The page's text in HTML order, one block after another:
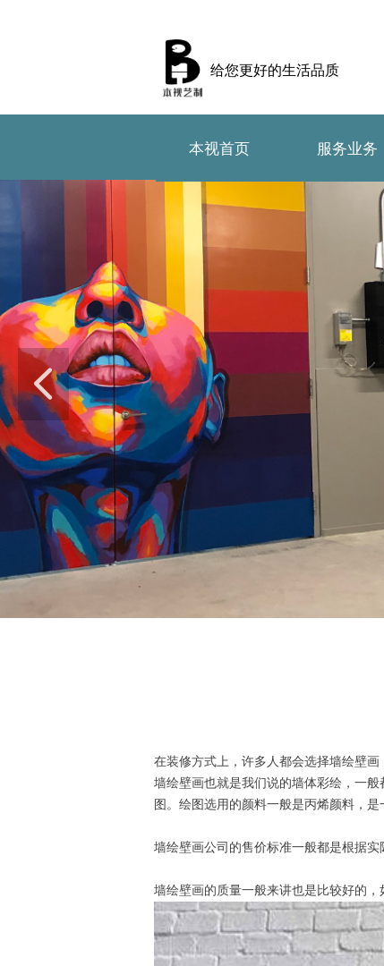
넳
给您更好的生活品质
本视首页
本视首页
服务业务
在装修方式上，许多人都会选择墙绘壁
墙绘壁画也就是我们说的墙体彩绘，一
图。绘图选用的颜料一般是丙烯颜料，
墙绘壁画公司的售价标准一般都是根据
墙绘壁画的质量一般来讲也是比较好的